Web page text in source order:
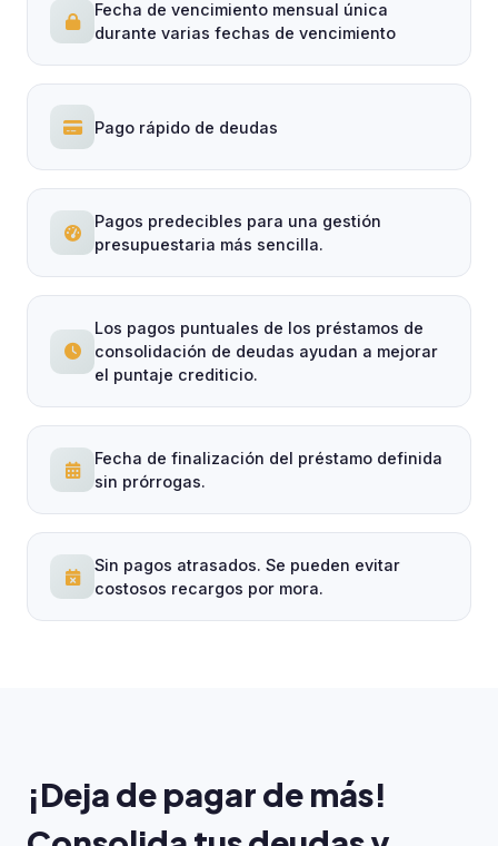
Fecha de vencimiento mensual única
durante varias fechas de vencimiento
Pago rápido de deudas
Pagos predecibles para una gestión
presupuestaria más sencilla.
Los pagos puntuales de los préstamos de
consolidación de deudas ayudan a mejorar
el puntaje crediticio.
Fecha de finalización del préstamo definida
sin prórrogas.
Sin pagos atrasados. Se pueden evitar
costosos recargos por mora.
¡Deja de pagar de más!